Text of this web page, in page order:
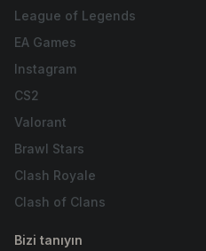
League of Legends
EA Games
Instagram
CS2
Valorant
Brawl Stars
Clash Royale
Clash of Clans
Bizi tanıyın